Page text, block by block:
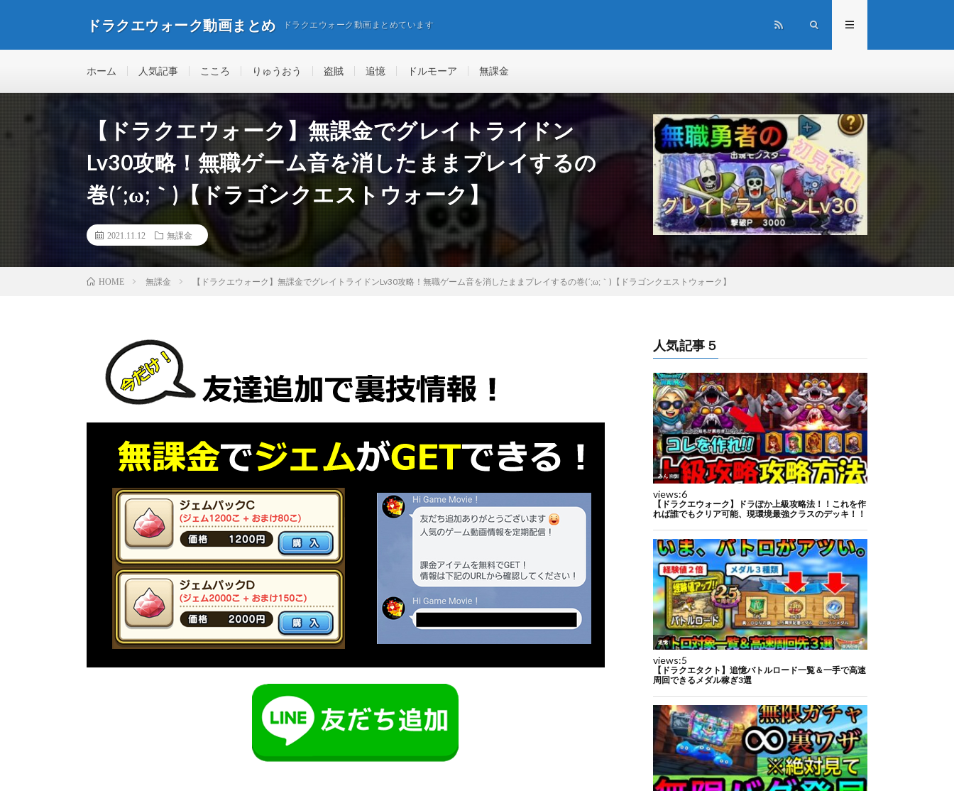
ドラクエウォーク動画まとめ ドラクエウォーク動画まとめています
ホーム 人気記事 こころ りゅうおう 盗賊 追憶 ドルモーア 無課金
【ドラクエウォーク】無課金でグレイトライドン
Lv30攻略！無職ゲーム音を消したままプレイするの
巻(´;ω;｀)【ドラゴンクエストウォーク】
2021.11.12 無課金
HOME 無課金 【ドラクエウォーク】無課金でグレイトライドンLv30攻略！無職ゲーム音を消したままプレイするの巻(´;ω;｀)【ドラゴンクエストウォーク】
人気記事５